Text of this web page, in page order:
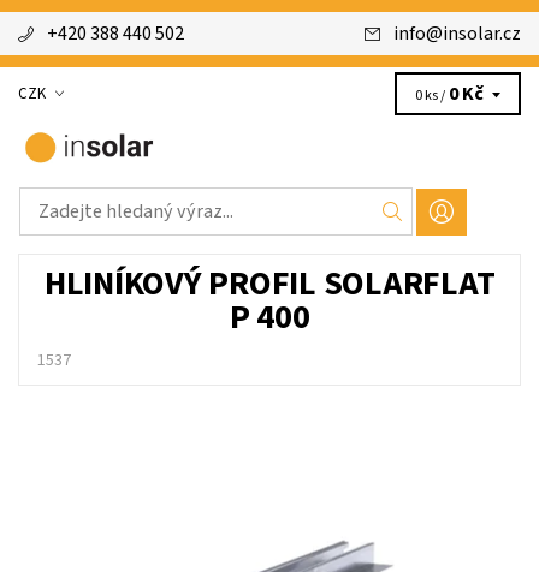
+420 388 440 502 info@insolar.cz
CZK 0 ks / 0 Kč
HLINÍKOVÝ PROFIL SOLARFLAT
P 400
1537